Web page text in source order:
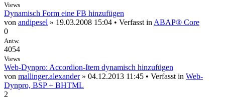
Views
Dynamisch Form eine FB hinzufügen
von andipesel » 19.03.2008 15:04 • Verfasst in ABAP® Core
0
Antw.
4054
Views
Web-Dynpro: Accordion-Item dynamisch hinzufügen
von mallinger.alexander» 04.12.2013 11:45 • Verfasst in Web-
Dynpro, BSP + BHTML
2